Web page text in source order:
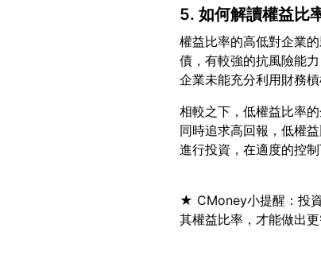
5. 如何解讀權益比
權益比率的高低對企業
債，有較強的抗風險能
相較之下，低權益比率
同時追求高回報，低權
★ CMoney小提醒：投